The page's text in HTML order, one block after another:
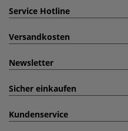
Service Hotline
Versandkosten
Newsletter
Sicher einkaufen
Kundenservice